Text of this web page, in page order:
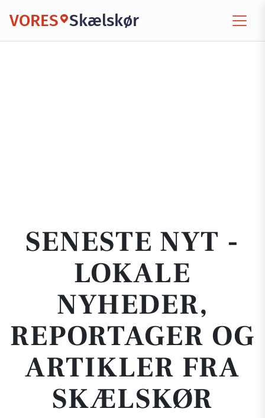
VORES Skælskør
SENESTE NYT -
LOKALE
NYHEDER,
REPORTAGER OG
ARTIKLER FRA
SKÆLSKØR